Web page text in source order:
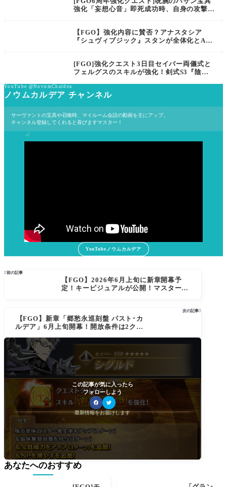
強化「妄想心音」即死成功時、自身の攻撃力
化に！
【FGO】強化内容に賛否？アナスタシア
『シュヴィブジック』スタンが全体化とArts
6弾スキル強化内容と倍率判明
[FGO]強化クエスト3日目セイバー両儀式と
フェルグスのスキルが強化！剣式S3『陰陽
YouTube @NovumChaldea
ノウムカルデア チャンネル
サーヴァントの宝具や召喚時、マイルーム会話の動画を主にアップ。
チャンネル登録してくれると喜びますマスター！
YouTubeノウムカルデア
前の記事
【FGO】2026年6月上旬に新章開幕予
定！キービジュアルが公開！マスター達
次の記事
【FGO】新章「郷愁永巡刻盤 パスト･カ
ルデア」6月上旬開幕！開放条件は2クラ
この記事が気に入ったら
フォローしよう
最新情報をお届けします
あなたへのおすすめ